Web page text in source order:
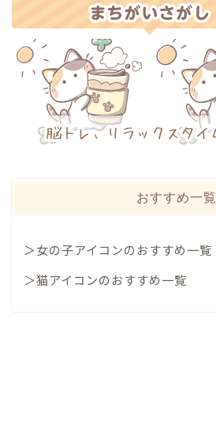
おすすめ一覧
＞女の子アイコンのおすすめ一覧
＞猫アイコンのおすすめ一覧